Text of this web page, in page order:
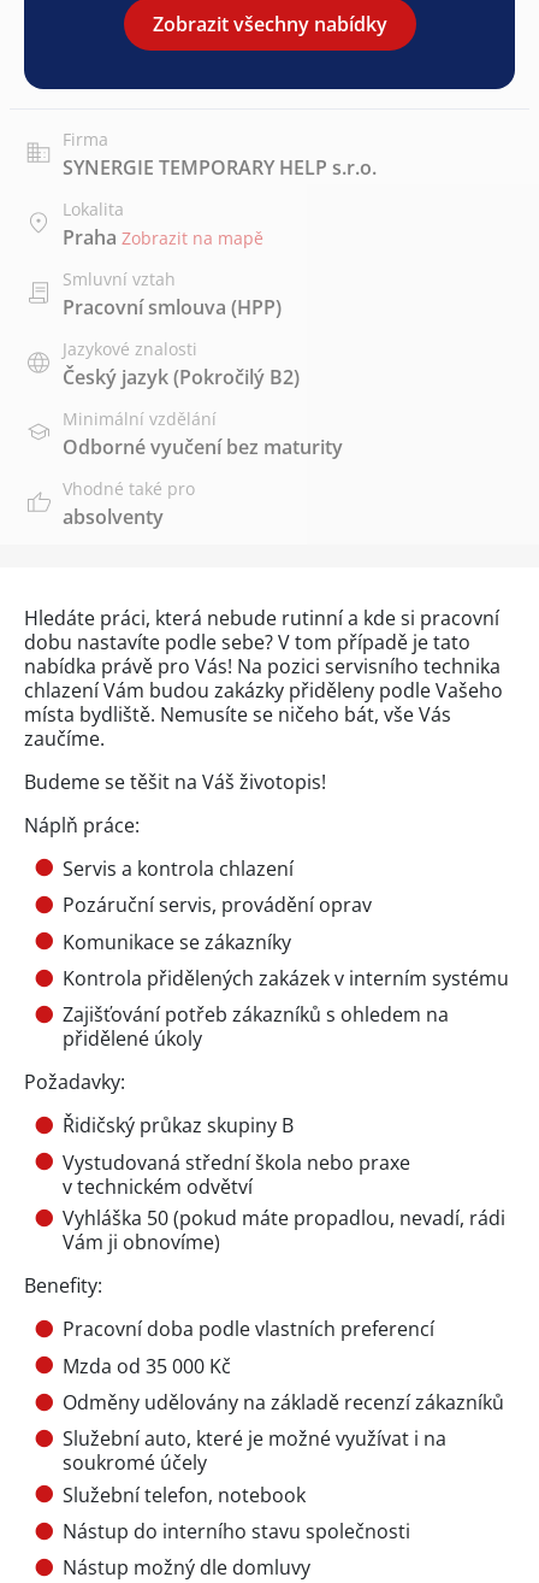
Zobrazit všechny nabídky
Firma
SYNERGIE TEMPORARY HELP s.r.o.
Lokalita
Praha Zobrazit na mapě
Smluvní vztah
Pracovní smlouva (HPP)
Jazykové znalosti
Český jazyk(Pokročilý B2)
Minimální vzdělání
Odborné vyučení bez maturity
Vhodné také pro
absolventy
Hledáte práci, která nebude rutinní a kde si pracovní
dobu nastavíte podle sebe? V tom případě je tato
nabídka právě pro Vás! Na pozici servisního technika
chlazení Vám budou zakázky přiděleny podle Vašeho
místa bydliště. Nemusíte se ničeho bát, vše Vás
zaučíme.
Budeme se těšit na Váš životopis!
Náplň práce:
Servis a kontrola chlazení
Pozáruční servis, provádění oprav
Komunikace se zákazníky
Kontrola přidělených zakázek v interním systému
Zajišťování potřeb zákazníků s ohledem na
přidělené úkoly
Požadavky:
Řidičský průkaz skupiny B
Vystudovaná střední škola nebo praxe
v technickém odvětví
Vyhláška 50 (pokud máte propadlou, nevadí, rádi
Vám ji obnovíme)
Benefity:
Pracovní doba podle vlastních preferencí
Mzda od 35 000 Kč
Odměny udělovány na základě recenzí zákazníků
Služební auto, které je možné využívat i na
soukromé účely
Služební telefon, notebook
Nástup do interního stavu společnosti
Nástup možný dle domluvy